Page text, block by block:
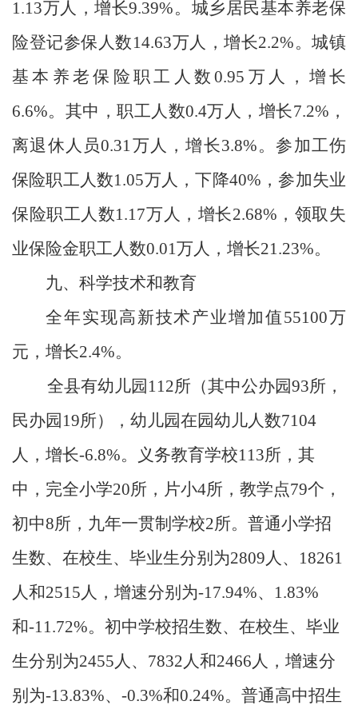
1.13万人，增长9.39%。 城乡居民基本养老保
险登记参保人数14.63万人，增长2.2%。城镇
基本养老保险职工人数0.95 万人，增长
6.6%。其中，职工人数0.4万人，增长7.2% ，
离退休人员0.31 万人，增长3.8%。参加工伤
保险职工人数1.05万人，下降40% ，参加失业
保险职工人数1.17万人，增长2.68% ，领取失
业保险金职工人数0.01万人，增长21.23%。
九、科学技术和教育
全年实现高新技术产业增加值55100万
元，增长2.4%。
全县有幼儿园 112所（其中公办园93所，
民办园 19所），幼儿园在园幼儿人数7104
人，增长-6.8%。义务教育学校113所，其
中，完全小学20所，片小4所，教学点79个，
初中8所，九年一贯制学校2所。普通小学招
生数、在校生、毕业生分别为2809 人、 18261
人和2515 人，增速分别为-17.94%、 1.83%
和-11.72%。初中学校招生数、在校生、毕业
生分别为2455 人、 7832 人和2466 人，增速分
别为-13.83%、 -0.3%和0.24%。普通高中招生